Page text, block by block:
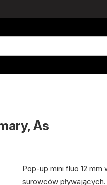
As
Pop-up mini fluo 12
surowców pływających.